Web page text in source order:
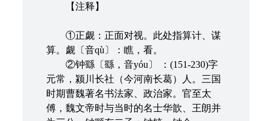
【注释】
①正觑：正面对视。此处指算计、谋
算。觑〔音qù〕：瞧，看。
②钟繇〔繇，音yóu〕 ：(151-230)字
元常，颍川长社（今河南长葛）人。三国
时期曹魏著名书法家、政治家。官至太
傅，魏文帝时与当时的名士华歆、王朗并